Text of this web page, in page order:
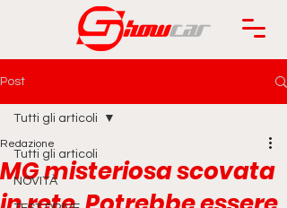
Post
Tutti gli articoli
NOVITÀ
Tutti gli articoli
MG misteriosa scovata
Redazione